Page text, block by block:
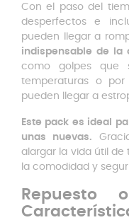
Con el paso del
desperfectos e
pueden llegar a
indispensable de la
como golpes
temperaturas o
pueden llegar a
Este pack es ideal
unas nuevas.
alargar la vida útil de
la comodidad y
Repuesto